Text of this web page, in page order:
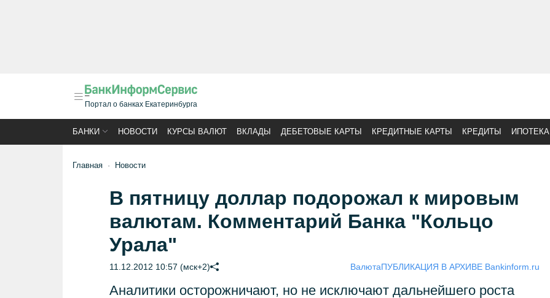
Портал о банках Екатеринбурга
БАНКИ НОВОСТИ КУРСЫ ВАЛЮТ ВКЛАДЫ ДЕБЕТОВЫЕ КАРТЫ КРЕДИТНЫЕ КАРТЫ КРЕДИТЫ ИПОТЕКА
Главная Новости
В пятницу доллар подорожал к мировым
валютам. Комментарий Банка "Кольцо
Урала"
11.12.2012 10:57 (мск+2) ВалютаПУБЛИКАЦИЯ В АРХИВЕ Bankinform.ru
Аналитики осторожничают, но не исключают дальнейшего роста